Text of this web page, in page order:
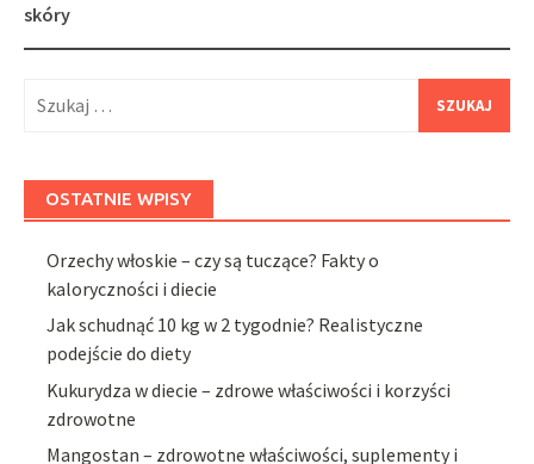
skóry
OSTATNIE WPISY
Orzechy włoskie – czy są tuczące? Fakty o
kaloryczności i diecie
Jak schudnąć 10 kg w 2 tygodnie? Realistyczne
podejście do diety
Kukurydza w diecie – zdrowe właściwości i korzyści
zdrowotne
Mangostan – zdrowotne właściwości, suplementy i